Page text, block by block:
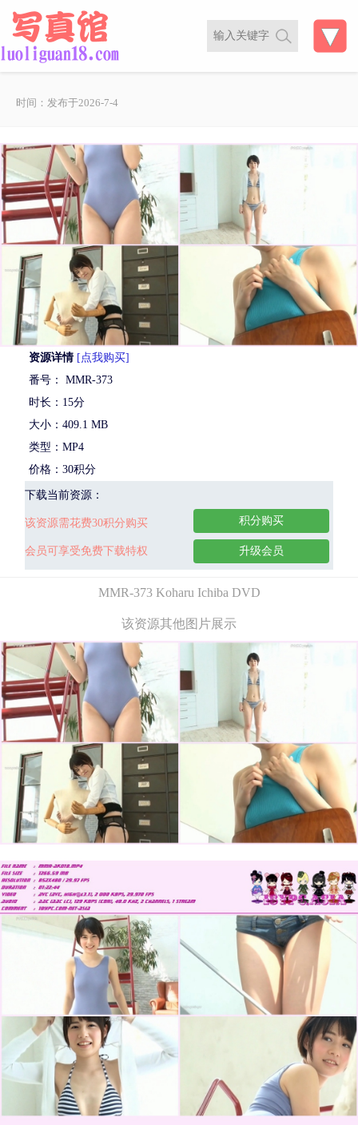
时间：发布于2026-7-4
资源详情 [点我购买]
番号： MMR-373
时长：15分
大小：409.1 MB
类型：MP4
价格：30积分
下载当前资源：
该资源需花费30积分购买
会员可享受免费下载特权
积分购买
升级会员
MMR-373 Koharu Ichiba DVD
该资源其他图片展示